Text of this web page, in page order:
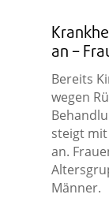
an –
Bereits
wegen
steigt
an.
Männer.